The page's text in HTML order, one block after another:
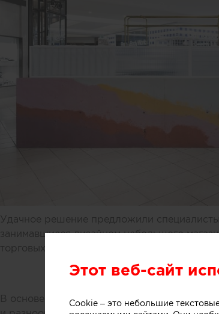
Удачное решение предложили
занимавшиеся дизайном небольшого
торговых центров Мельбурна (Австралия).
В основе концепции массивной стойки
Этот веб-сайт
Cookie – это небольшие